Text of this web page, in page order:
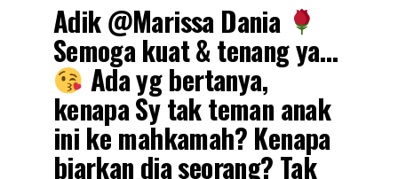
Adik @Marissa Dania
Semoga kuat & tenang ya…
Ada yg bertanya,
kenapa Sy tak teman anak
ini ke mahkamah? Kenapa
biarkan dia seorang? Tak